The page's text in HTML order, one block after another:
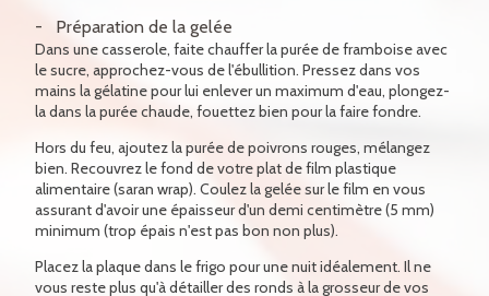
Préparation de la gelée
Dans une casserole, faite chauffer la purée de framboise avec
le sucre, approchez-vous de l'ébullition. Pressez dans vos
mains la gélatine pour lui enlever un maximum d'eau, plongez-
la dans la purée chaude, fouettez bien pour la faire fondre.
Hors du feu, ajoutez la purée de poivrons rouges, mélangez
bien. Recouvrez le fond de votre plat de film plastique
alimentaire (saran wrap). Coulez la gelée sur le film en vous
assurant d'avoir une épaisseur d'un demi centimètre (5 mm)
minimum (trop épais n'est pas bon non plus).
Placez la plaque dans le frigo pour une nuit idéalement. Il ne
vous reste plus qu'à détailler des ronds à la grosseur de vos